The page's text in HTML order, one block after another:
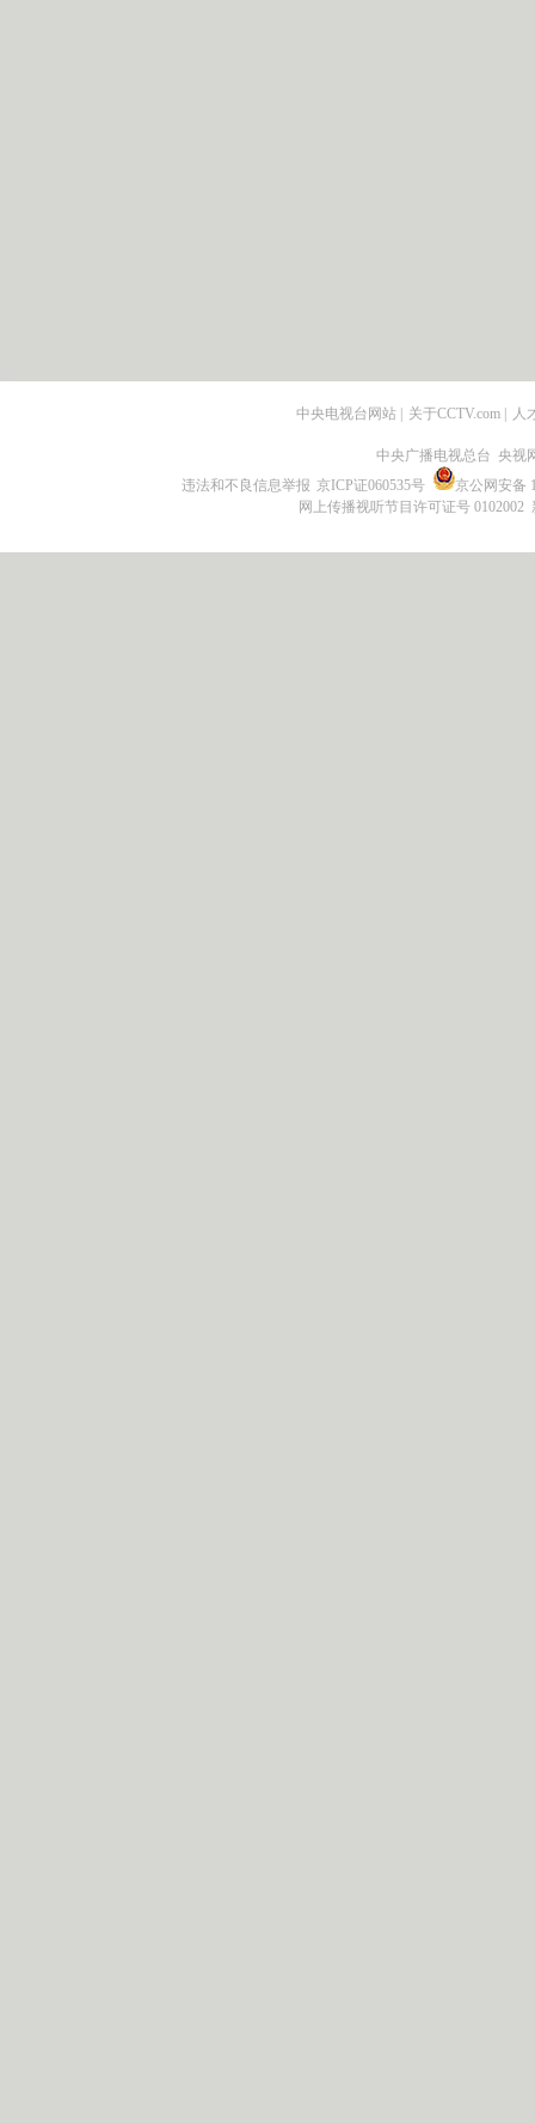
中央电视台网站 | 关于CCTV.com | 人
中央广播电视总台 央视
违法和不良信息举报 京ICP证060535号
京公网安备
网上传播视听节目许可证号 0102002